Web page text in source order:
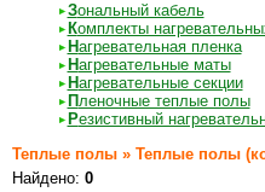
Зональный кабель
Комплекты
Нагревательная пленка
Нагревательные маты
Нагревательные секции
Пленочные теплые полы
Резистивный
Теплые полы » Теплые полы
Найдено: 0